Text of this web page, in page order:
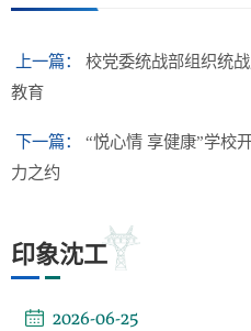
上一篇：
校党委统战部组织统
教育
下一篇：
“悦心情 享健康”学校
力之约
印象沈工
2026-06-25